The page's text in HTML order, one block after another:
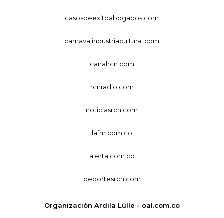
casosdeexitoabogados.com
carnavalindustriacultural.com
canalrcn.com
rcnradio.com
noticiasrcn.com
lafm.com.co
alerta.com.co
deportesrcn.com
Organización Ardila Lülle - oal.com.co